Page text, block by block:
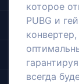
которое
PUBG и
всегда